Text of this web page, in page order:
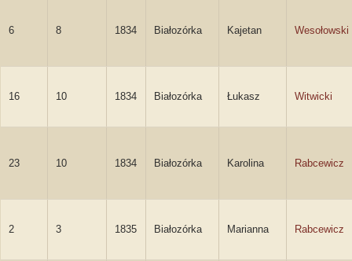
6 8 1834 Białozórka Kajetan Wesołowski
16 10 1834 Białozórka Łukasz Witwicki
23 10 1834 Białozórka Karolina Rabcewicz
2 3 1835 Białozórka Marianna Rabcewicz